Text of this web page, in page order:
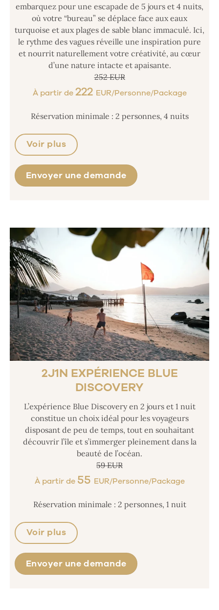
embarquez pour une escapade de 5 jours et 4 nuits,
où votre “bureau” se déplace face aux eaux
turquoise et aux plages de sable blanc immaculé. Ici,
le rythme des vagues réveille une inspiration pure
et nourrit naturellement votre créativité, au cœur
d’une nature intacte et apaisante.
252 EUR
À partir de 222 EUR/Personne/Package
Réservation minimale : 2 personnes, 4 nuits
Voir plus
Envoyer une demande
2J1N EXPÉRIENCE BLUE
DISCOVERY
L’expérience Blue Discovery en 2 jours et 1 nuit
constitue un choix idéal pour les voyageurs
disposant de peu de temps, tout en souhaitant
découvrir l’île et s’immerger pleinement dans la
beauté de l’océan.
59 EUR
À partir de 55 EUR/Personne/Package
Réservation minimale : 2 personnes, 1 nuit
Voir plus
Envoyer une demande